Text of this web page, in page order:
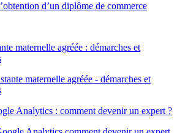
d’un diplôme de commerce
maternelle agréée : démarches et
Analytics : comment devenir un expert ?